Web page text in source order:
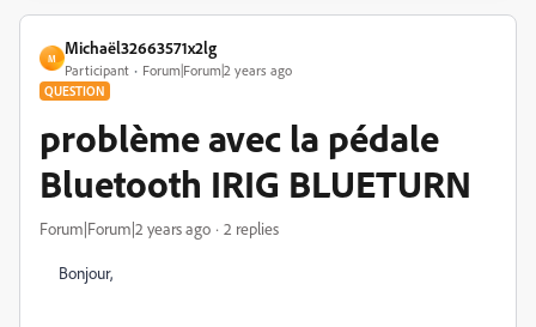
M
Michaël32663571x2lg
Participant Forum|Forum|2 years ago
QUESTION
problème avec la pédale
Bluetooth IRIG BLUETURN
Forum|Forum|2 years ago 2 replies
Bonjour,